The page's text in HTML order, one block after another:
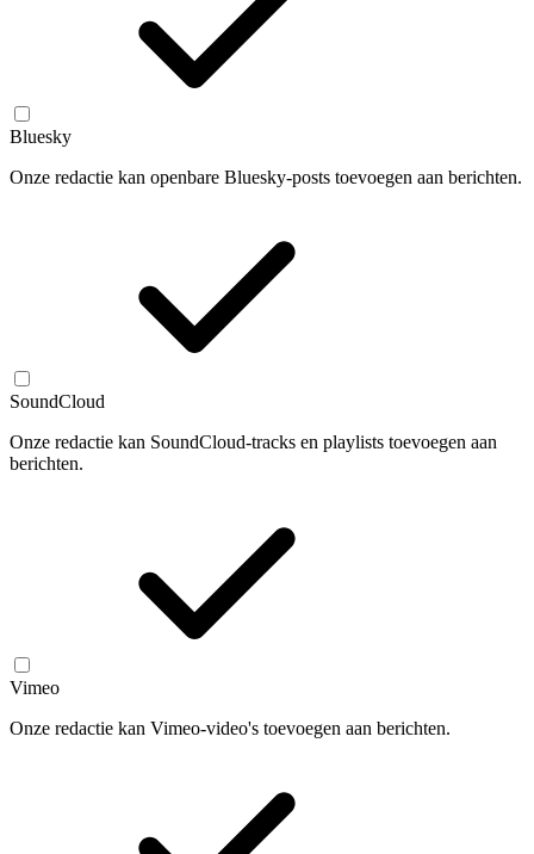
Bluesky
Onze redactie kan openbare Bluesky-posts toevoegen aan berichten.
SoundCloud
Onze redactie kan SoundCloud-tracks en playlists toevoegen aan
berichten.
Vimeo
Onze redactie kan Vimeo-video's toevoegen aan berichten.